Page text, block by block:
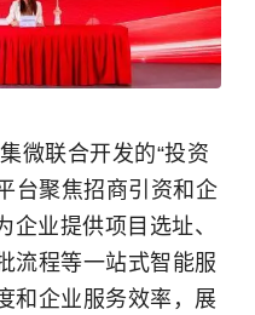
微联合开发的“投资
台聚焦招商引资和企
业提供项目选址、
流程等一站式智能服
和企业服务效率，展